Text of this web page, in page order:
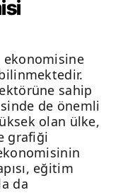
ekonomisine
sahip
de önemli
olan ülke,
grafiği
eğitim
da